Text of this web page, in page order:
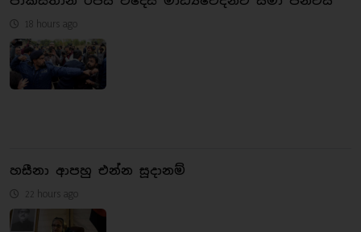
18 hours ago
හසීනා ආපහු එන්න සූදානම්
22 hours ago